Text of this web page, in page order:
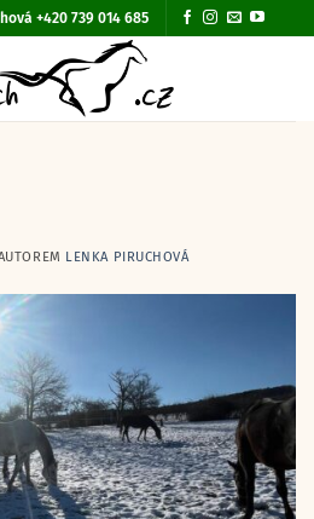
+420 739 014 685
LENKA PIRUCHOVÁ